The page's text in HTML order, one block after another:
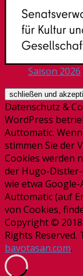
Saison 2026
Datenschutz &
WordPress
Auttomatic.
stimmen Sie der
Cookies werden
der Hugo-
wie etwa
Auttomatic (auf
von Cookies,
Copyright ©
Rights Reserved.
bavotasan.com.